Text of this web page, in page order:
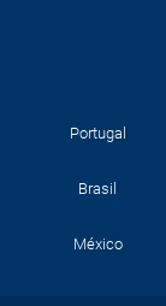
Portugal
Brasil
México